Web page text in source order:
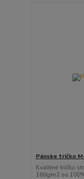
Pánske tričko
Kvalitné tričko
160g/m2 so